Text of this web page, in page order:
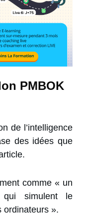
PMBOK
de l’intelligence
des idées que
comme « un
qui simulent le
ordinateurs ».